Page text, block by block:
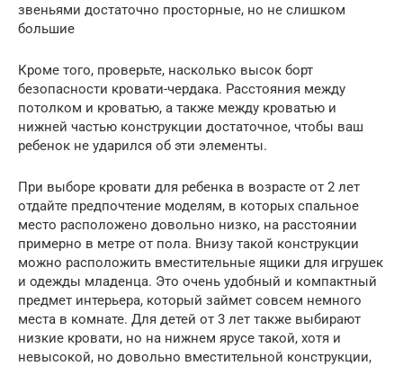
звеньями достаточно просторные, но не слишком
большие
Кроме того, проверьте, насколько высок борт
безопасности кровати-чердака. Расстояния между
потолком и кроватью, а также между кроватью и
нижней частью конструкции достаточное, чтобы ваш
ребенок не ударился об эти элементы.
При выборе кровати для ребенка в возрасте от 2 лет
отдайте предпочтение моделям, в которых спальное
место расположено довольно низко, на расстоянии
примерно в метре от пола. Внизу такой конструкции
можно расположить вместительные ящики для игрушек
и одежды младенца. Это очень удобный и компактный
предмет интерьера, который займет совсем немного
места в комнате. Для детей от 3 лет также выбирают
низкие кровати, но на нижнем ярусе такой, хотя и
невысокой, но довольно вместительной конструкции,